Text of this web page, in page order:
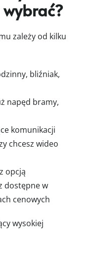
zależy od kilku
bliźniak,
napęd bramy,
komunikacji
chcesz wideo
opcją
dostępne w
cenowych
wysokiej